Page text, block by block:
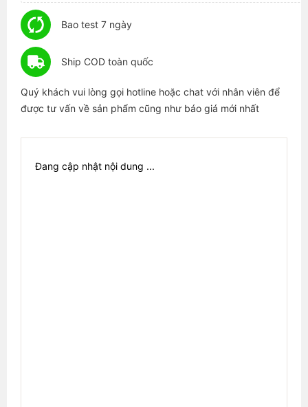
Bao test 7 ngày
Ship COD toàn quốc
Quý khách vui lòng gọi hotline hoặc chat với nhân viên để
được tư vấn về sản phẩm cũng như báo giá mới nhất
Đang cập nhật nội dung ...